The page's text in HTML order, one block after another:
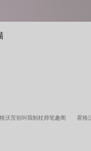
沃茨别叫我制杖师笔趣阁 霍格